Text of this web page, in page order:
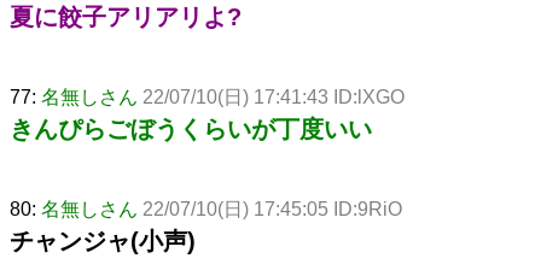
夏に餃子アリアリよ?
77: 名無しさん 22/07/10(日) 17:41:43 ID:lXGO
きんぴらごぼうくらいが丁度いい
80: 名無しさん 22/07/10(日) 17:45:05 ID:9RiO
チャンジャ(小声)